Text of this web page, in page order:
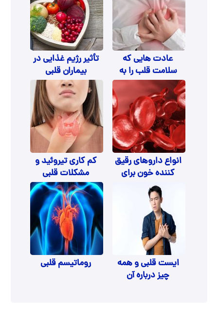
عادت هایی که
سلامت قلب را به
خطر می اندازند
تأثیر رژیم غذایی در
بیماران قلبی
انواع داروهای رقیق
کننده خون برای
بیماران قلبی
کم کاری تیروئید و
مشکلات قلبی
ایست قلبی و همه
چیز درباره آن
روماتیسم قلبی